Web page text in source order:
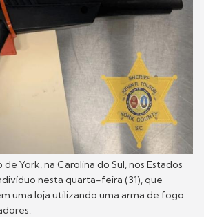
York, na Carolina do Sul, nos Estados
nesta quarta-feira (31), que
uma loja utilizando uma arma de fogo